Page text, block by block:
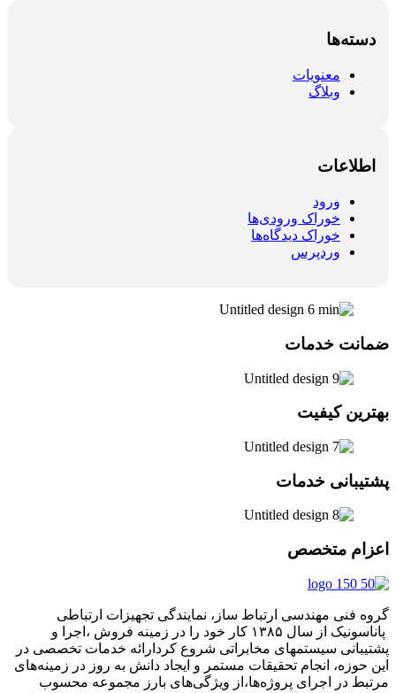
دسته‌ها
معنویات
وبلاگ
اطلاعات
ورود
خوراک ورودی‌ها
خوراک دیدگاه‌ها
وردپرس
ضمانت خدمات
بهترین کیفیت
پشتیبانی خدمات
اعزام متخصص
گروه فنی مهندسی ارتباط ساز، نمایندگی تجهیزات ارتباطی
پاناسونیک از سال ۱۳۸۵ کار خود را در زمینه فروش ،اجرا و
پشتیبانی سیستمهای مخابراتی شروع کردارائه خدمات تخصصی در
این حوزه، انجام تحقیقات مستمر و ایجاد دانش به‌ روز در زمینه‌های
مرتبط در اجرای پروژه‌ها،از ویژگی‌های بارز مجموعه محسوب